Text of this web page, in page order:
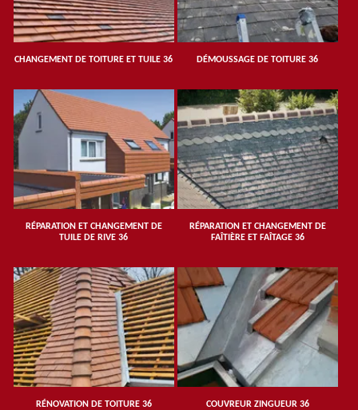
CHANGEMENT DE TOITURE ET TUILE 36 DÉMOUSSAGE DE TOITURE 36
RÉPARATION ET CHANGEMENT DE
TUILE DE RIVE 36
RÉPARATION ET CHANGEMENT DE
FAÎTIÈRE ET FAÎTAGE 36
RÉNOVATION DE TOITURE 36 COUVREUR ZINGUEUR 36